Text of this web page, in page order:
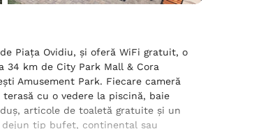
Piaţa Ovidiu, și oferă WiFi gratuit, o
34 km de City Park Mall & Cora
Amusement Park. Fiecare cameră
cu o vedere la piscină, baie
articole de toaletă gratuite și un
dejun tip bufet, continental sau